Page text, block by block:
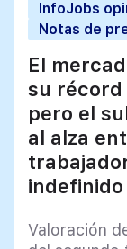
InfoJobs
Notas de
El
su récord
pero el
al alza
indefinido
Valoración